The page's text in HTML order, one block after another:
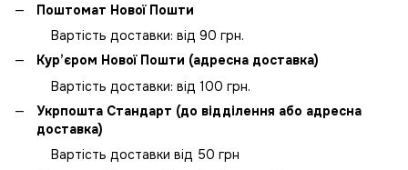
Поштомат Нової Пошти
Вартість доставки: від 90 грн.
Кур’єром Нової Пошти (адресна доставка)
Вартість доставки: від 100 грн.
Укрпошта Стандарт (до відділення або адресна
доставка)
Вартість доставки від 50 грн